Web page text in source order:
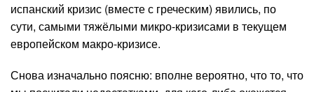
испанский кризис (вместе с греческим) явились, по
сути, самыми тяжёлыми микро-кризисами в текущем
европейском макро-кризисе.
Снова изначально поясню: вполне вероятно, что то, что